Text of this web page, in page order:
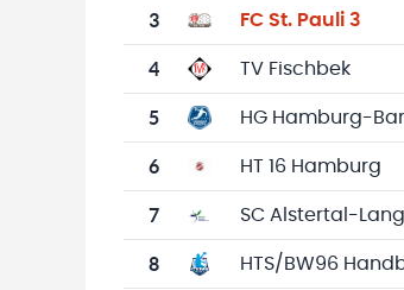
3 FC St. Pauli 3
4 TV Fischbek
5 HG Hamburg-
6 HT 16 Hamburg
7 SC Alstertal-
8 HTS/BW96